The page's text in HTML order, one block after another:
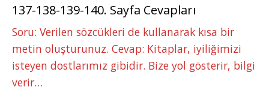
137-138-139-140. Sayfa Cevapları
Soru: Verilen sözcükleri de kullanarak kısa bir
metin oluşturunuz. Cevap: Kitaplar, iyiliğimizi
isteyen dostlarımız gibidir. Bize yol gösterir, bilgi
verir…